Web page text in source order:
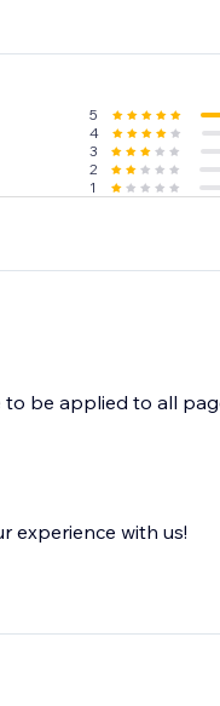
5
4
3
2
1
be applied to all
experience with us!